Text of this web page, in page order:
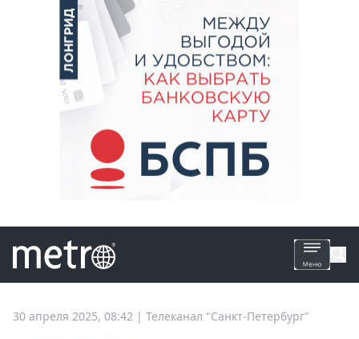
Все
30 апреля 2025, 08:42 | Телеканал "Санкт-Петербург"